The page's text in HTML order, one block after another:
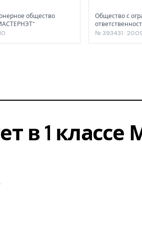
общество
Общество с
№ 393431 ·
в 1 классе